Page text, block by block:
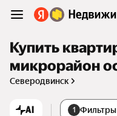
Купить
микрорайон
Северодвинск
AI 1 Фильтры